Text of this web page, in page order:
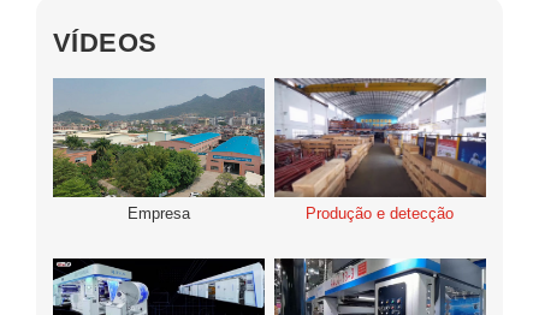
VÍDEOS
Empresa Produção e detecção